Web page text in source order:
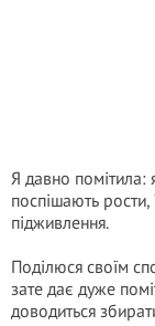
Я давно помітила:
поспішають
підживлення.
Поділюся своїм
зате дає дуже
доводиться